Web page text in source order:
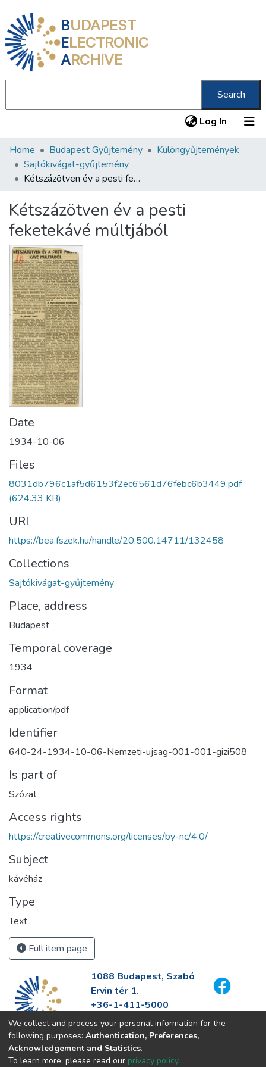
BUDAPEST
ELECTRONIC
ARCHIVE
Search
Log In (current)
Communities & Collections
All of DSpace
About us
Home Budapest Gyűjtemény
Különgyűjtemények
Sajtókivágat-gyűjtemény
Kétszázötven év a pesti feketekávé múltjából
Kétszázötven év a pesti
feketekávé múltjából
Date
1934-10-06
Files
8031db796c1af5d6153f2ec6561d76febc6b3449.pdf
(624.33 KB)
URI
https://bea.fszek.hu/handle/20.500.14711/132458
Collections
Sajtókivágat-gyűjtemény
Place, address
Budapest
Temporal coverage
1934
Format
application/pdf
Identifier
640-24-1934-10-06-Nemzeti-ujsag-001-001-gizi508
Is part of
Szózat
Access rights
https://creativecommons.org/licenses/by-nc/4.0/
Subject
kávéház
Type
Text
Full item page
1088 Budapest, Szabó
Ervin tér 1.
+36-1-411-5000
info@fszek.hu
https://fszek.hu
We collect and process your personal information for the
following purposes: Authentication, Preferences,
Acknowledgement and Statistics.
To learn more, please read our privacy policy.